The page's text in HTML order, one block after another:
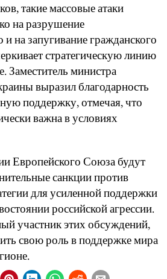
такие массовые атаки
на разрушение
на запугивание гражданского
стратегическую линию
Заместитель министра
выразил благодарность
поддержку, отмечая, что
важна в условиях
Европейского Союза будут
санкции против
для усиленной поддержки
российской агрессии.
участник этих обсуждений,
свою роль в поддержке мира